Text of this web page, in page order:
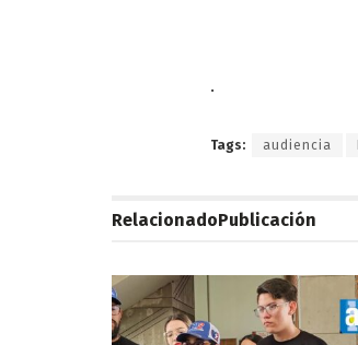
.
Tags: audiencia
RelacionadoPublicación